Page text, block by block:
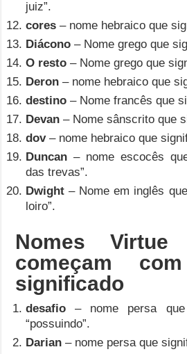
juiz”.
cores – nome hebraico que
Diácono – Nome grego que
O resto – Nome grego que
Deron – nome hebraico que
destino – Nome francês que
Devan – Nome sânscrito que
dov– nome hebraico que
Duncan – nome escocês
das trevas”.
Dwight – Nome em inglês
loiro”.
Nomes
começam
significado
desafio – nome persa que
“possuindo”.
Darian – nome persa que